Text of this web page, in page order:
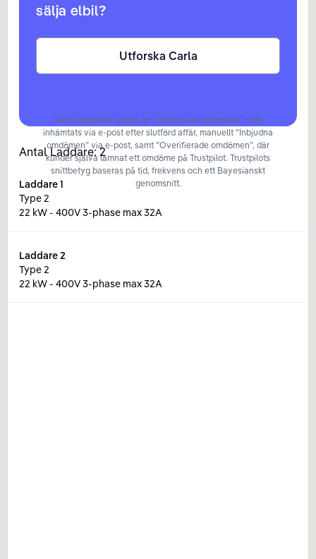
sälja elbil?
Utforska Carla
Våra omdömen utgörs av ”Verifierade omdömen” som
inhämtats via e-post efter slutförd affär, manuellt ”Inbjudna
omdömen” via e-post, samt ”Overifierade omdömen”, där
kunder själva lämnat ett omdöme på Trustpilot. Trustpilots
snittbetyg baseras på tid, frekvens och ett Bayesianskt
genomsnitt.
Antal Laddare:2
Laddare1
Type 2
22 kW - 400V 3-phase max 32A
Laddare2
Type 2
22 kW - 400V 3-phase max 32A